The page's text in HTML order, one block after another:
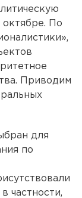
По
Приводим
для
по
частности,